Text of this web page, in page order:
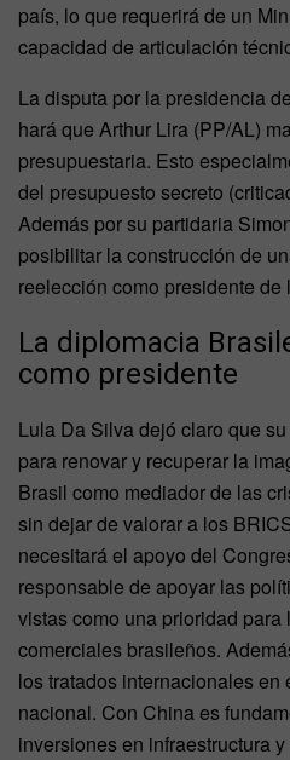
país, lo que requerirá de un
capacidad de articulación
La disputa por la presidencia
hará que Arthur Lira (PP/AL)
presupuestaria. Esto
del presupuesto secreto
Además por su partidaria
posibilitar la construcción de
reelección como presidente
La diplomacia
como presidente
Lula Da Silva dejó claro que
para renovar y recuperar la
Brasil como mediador de las
sin dejar de valorar a los
necesitará el apoyo del
responsable de apoyar las
vistas como una prioridad
comerciales brasileños.
los tratados internacionales
nacional. Con China es
inversiones en infraestructura